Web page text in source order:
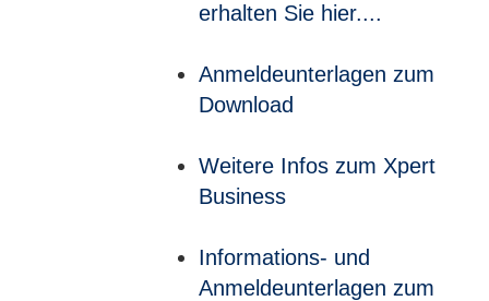
erhalten Sie hier....
Anmeldeunterlagen zum
Download
Weitere Infos zum Xpert
Business
Informations- und
Anmeldeunterlagen zum